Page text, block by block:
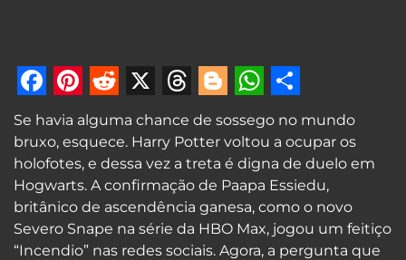
Facebook
Pinterest
Reddit
X Threads
Blogger
WhatsApp
Share
Se havia alguma chance de sossego no mundo
bruxo, esquece. Harry Potter voltou a ocupar os
holofotes, e dessa vez a treta é digna de duelo em
Hogwarts. A confirmação de Paapa Essiedu,
britânico de ascendência ganesa, como o novo
Severo Snape na série da HBO Max, jogou um feitiço
“Incendio” nas redes sociais. Agora, a pergunta que